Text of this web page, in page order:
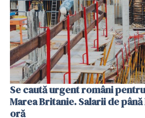
Se caută urgent români
Marea Britanie. Salarii de
oră